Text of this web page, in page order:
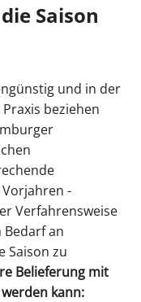
Saison
und in der
beziehen
-
Verfahrensweise
an
Saison zu
Belieferung mit
kann: